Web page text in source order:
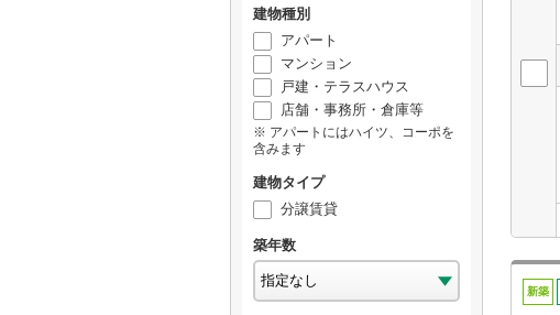
建物種別
アパート
マンション
戸建・テラスハウス
店舗・事務所・倉庫等
アパートにはハイツ、コーポを
含みます
建物タイプ
分譲賃貸
築年数
新築